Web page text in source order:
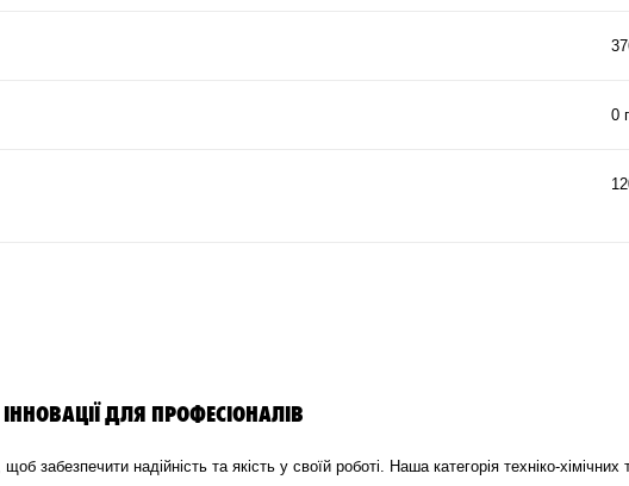
0
ІННОВАЦІЇ ДЛЯ ПРОФЕСІОНАЛІВ
забезпечити надійність та якість у своїй роботі. Наша категорія техніко-